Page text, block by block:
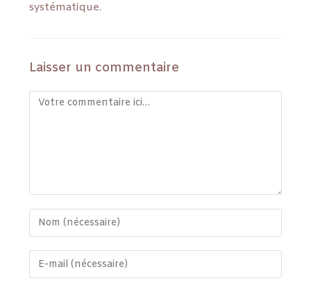
systématique.
Laisser un commentaire